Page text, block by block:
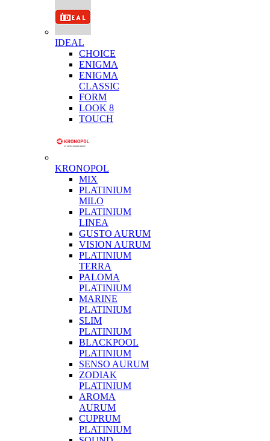
IDEAL
CHOICE
ENIGMA
ENIGMA
CLASSIC
FORM
LOOK 8
TOUCH
KRONOPOL
MIX
PLATINIUM
MILO
PLATINIUM
LINEA
GUSTO AURUM
VISION AURUM
PLATINIUM
TERRA
PALOMA
PLATINIUM
MARINE
PLATINIUM
SLIM
PLATINIUM
BLACKPOOL
PLATINIUM
SENSO AURUM
ZODIAK
PLATINIUM
AROMA
AURUM
CUPRUM
PLATINIUM